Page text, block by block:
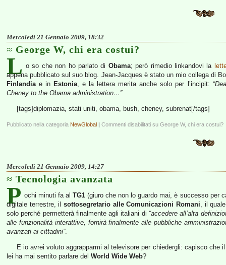
Mercoledì 21 Gennaio 2009, 18:32
George W, chi era costui?
L o so che non ho parlato di Obama; però rimedio linkandovi la
appena pubblicato sul suo blog. Jean-Jacques è stato un mio collega di
Finlandiae in Estonia, e la lettera merita anche solo per l’incipit:
Cheney to the Obama administration…”
[tags]diplomazia, stati uniti, obama, bush, cheney, subrenat[/tags]
Pubblicato nella categoria NewGlobal | Commenti disabilitati su George W, chi era costui?
Mercoledì 21 Gennaio 2009, 14:27
Tecnologia avanzata
P ochi minuti fa alTG1 (giuro che non lo guardo mai, è successo per
digitale terrestre, il sottosegretario alle Comunicazioni Romani, il
solo perché permetterà finalmente agli italiani di “accedere all’alta
alle funzionalità interattive, fornirà finalmente alle pubbliche
avanzati ai cittadini”.
E io avrei voluto aggrapparmi al televisore per chiedergli: capisco
lei ha mai sentito parlare del World Wide Web?